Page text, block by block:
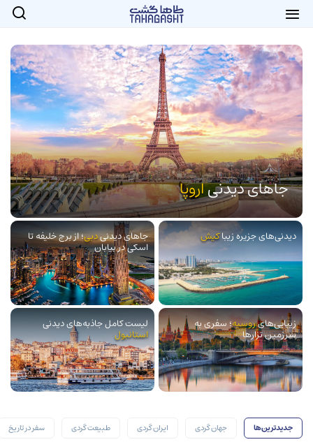
جاهای دیدنیاروپا
دیدنی‌های جزیره زیباکیش
زیبایی‌هایروسیه؛ سفری به
سرزمین تزارها
جاهای دیدنیدبی؛ از برج خلیفه تا
اسکی در بیابان
لیست کامل جاذبه‌های دیدنی
استانبول
جدیدترین‌ها جهان گردی ایران گردی طبیعت گردی سفر در تاریخ